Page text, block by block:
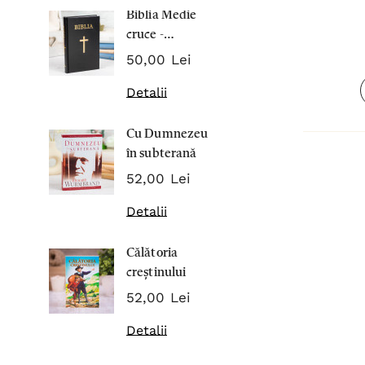
Biblia Medie
cruce -
Cartonata 063
50,00 Lei
Detalii
Cu Dumnezeu
în subterană
52,00 Lei
Detalii
Călătoria
creștinului
52,00 Lei
Detalii
Inima